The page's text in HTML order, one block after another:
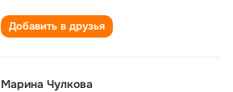
Добавить в друзья
Марина Чулкова